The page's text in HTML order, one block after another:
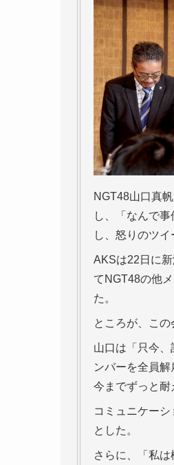
NGT48山口真
し、「なんで
し、怒りのツイ
AKSは22日に
てNGT48の他
た。
ところが、こ
山口は「只今
ンバーを全員
今までずっと耐
コミュニケー
とした。
さらに、「私